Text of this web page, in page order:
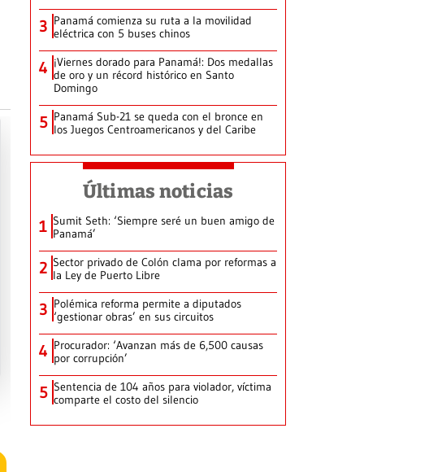
3 Panamá comienza su ruta a la movilidad
eléctrica con 5 buses chinos
4 ¡Viernes dorado para Panamá!: Dos medallas
de oro y un récord histórico en Santo
Domingo
5 Panamá Sub-21 se queda con el bronce en
los Juegos Centroamericanos y del Caribe
Últimas noticias
1 Sumit Seth: ‘Siempre seré un buen amigo de
Panamá’
2 Sector privado de Colón clama por reformas a
la Ley de Puerto Libre
3 Polémica reforma permite a diputados
‘gestionar obras’ en sus circuitos
4 Procurador: ‘Avanzan más de 6,500 causas
por corrupción’
5 Sentencia de 104 años para violador, víctima
comparte el costo del silencio